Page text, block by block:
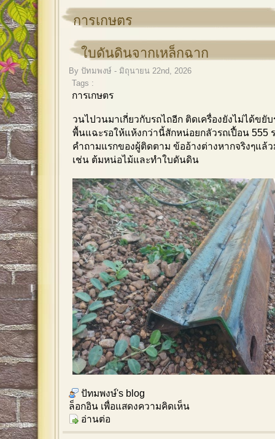
การเกษตร
ใบดันดินจากเหล็กฉาก
By ปัทมพงษ์ - มิถุนายน 22nd, 2026
Tags :
การเกษตร
วนไปวนมาเกี่ยวกับรถไถอีก ติดเครื่องยังไม่ได้ขยับ
พื้นแฉะรอให้แห้งกว่านี้สักหน่อยกลัวรถเปื้อน 555
คำถามแรกของผู้ติดตาม ข้ออ้างต่างหากจริงๆแล้
เช่น ต้มหน่อไม้และทำใบดันดิน
ปัทมพงษ์'s blog
ล็อกอิน เพื่อแสดงความคิดเห็น
อ่านต่อ